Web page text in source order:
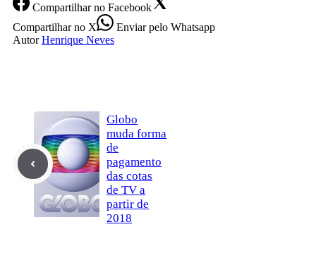
Compartilharno Facebook
Compartilharno X Enviarpelo Whatsapp
Autor Henrique Neves
Globo
muda forma
de
pagamento
das cotas
de TV a
partir de
2018